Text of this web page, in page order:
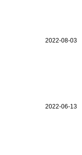
2022-08-03
2022-06-13